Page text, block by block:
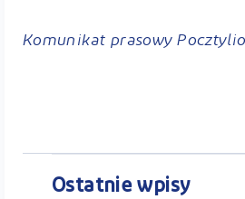
Komunikat prasowy
Ostatnie wpisy